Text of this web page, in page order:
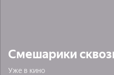
Смешарики
Уже в кино